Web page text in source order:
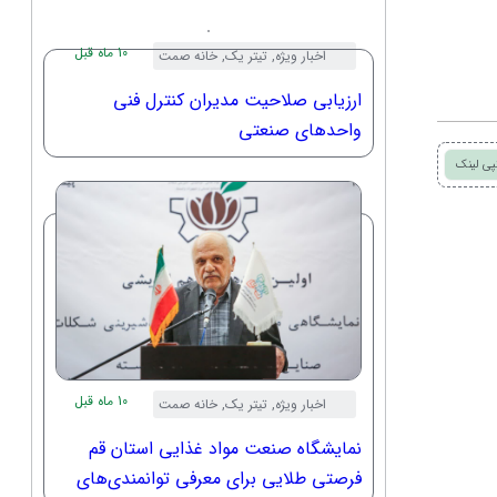
لینک
صنعت معدن و تجارت استان قم
اخبار ویژه,تیتر یک,خانه صمت 10 ماه قبل
ارزیابی صلاحیت مدیران کنترل فنی
واحدهای صنعتی
اخبار ویژه, تیتر یک, خانه صمت 10 ماه قبل
نمایشگاه صنعت مواد غذایی استان قم
فرصتی طلایی برای معرفی توانمندی‌های